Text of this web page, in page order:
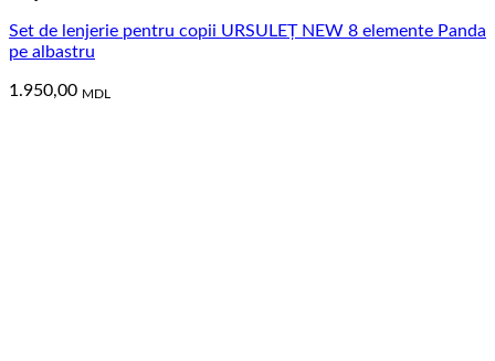
Set de lenjerie pentru copii URSULEȚ NEW 8 elemente Panda
pe albastru
1.950,00 MDL